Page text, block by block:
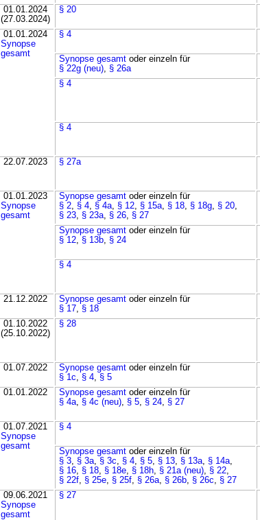
01.01.2024
(27.03.2024)
§ 20
01.01.2024
Synopse
gesamt
§ 4
Synopse gesamt oder einzeln für
§ 22g (neu), § 26a
§ 4
§ 4
22.07.2023
§ 27a
01.01.2023
Synopse
gesamt
Synopse gesamt oder einzeln für
§ 2, § 4, § 4a, § 12, § 15a, § 18, § 18g, § 20,
§ 23, § 23a, § 26, § 27
Synopse gesamt oder einzeln für
§ 12, § 13b, § 24
§ 4
21.12.2022
Synopse gesamt oder einzeln für
§ 17, § 18
01.10.2022
(25.10.2022)
§ 28
01.07.2022
Synopse gesamt oder einzeln für
§ 1c, § 4, § 5
01.01.2022
Synopse gesamt oder einzeln für
§ 4a, § 4c (neu), § 5, § 24, § 27
01.07.2021
Synopse
gesamt
§ 4
Synopse gesamt oder einzeln für
§ 3, § 3a, § 3c, § 4, § 5, § 13, § 13a, § 14a,
§ 16, § 18, § 18e, § 18h, § 21a (neu), § 22,
§ 22f, § 25e, § 25f, § 26a, § 26b, § 26c, § 27
09.06.2021
Synopse
gesamt
§ 27